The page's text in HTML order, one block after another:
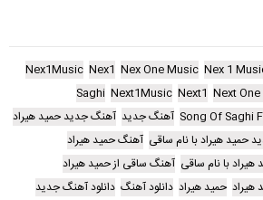
Nex 1
Nex One Music
Nex1
Nex1Music
Next
Next1
Next1Music
Saghi
Song Of Saghi آهنگ جدید آهنگ جدید حمید هیراد
حمید هیراد با نام ساقی آهنگ حمید هیراد
با نام ساقی آهنگ ساقی از حمید هیراد
حمید هیراد دانلود آهنگ دانلود آهنگ جدید